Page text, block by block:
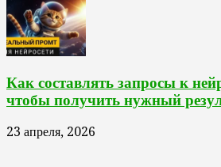
Как составлять запросы к
чтобы получить нужный
23 апреля, 2026